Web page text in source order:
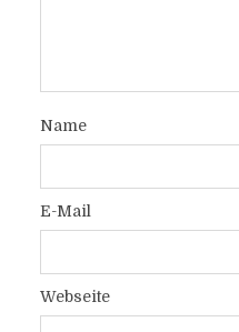
Name
E-Mail
Webseite